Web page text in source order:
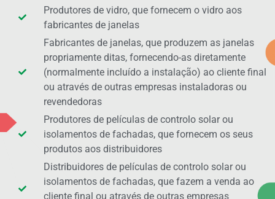
Produtores de vidro, que fornecem o vidro aos
fabricantes de janelas
Fabricantes de janelas, que produzem as janelas
propriamente ditas, fornecendo-as diretamente
(normalmente incluído a instalação) ao cliente final
ou através de outras empresas instaladoras ou
revendedoras
Produtores de películas de controlo solar ou
isolamentos de fachadas, que fornecem os seus
produtos aos distribuidores
Distribuidores de películas de controlo solar ou
isolamentos de fachadas, que fazem a venda ao
cliente final ou através de outras empresas